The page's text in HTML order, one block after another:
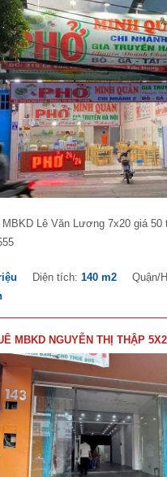
MBKD Lê Văn Lương 7x20 giá 50
Diện tích:140 m2 Quận/
MBKD NGUYỄN THỊ THẬP